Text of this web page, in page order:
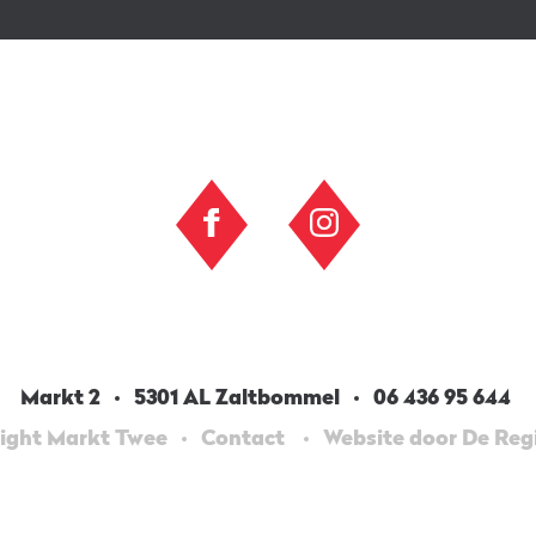
Markt 2 5301 AL Zaltbommel
06 436 95 644
Markt Twee
Contact Website door De